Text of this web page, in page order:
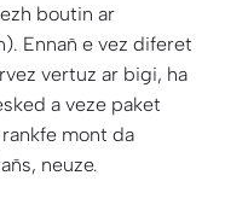
boutin ar
Ennañ e vez diferet
vertuz ar bigi, ha
a veze paket
mont da
neuze.